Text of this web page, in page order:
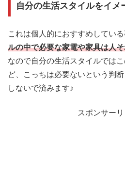
自分の生活スタイルをイメ
これは個人的におすすめしている
ルの中で必要な家電や家具は人
なので自分の生活スタイルでは
ど、こっちは必要ないという判
しないで済みます♪
スポンサーリ